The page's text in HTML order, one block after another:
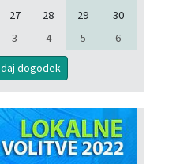
27 28 29
30
3 4 5 6
dogodek